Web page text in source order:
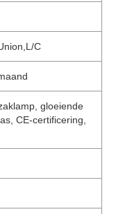
C
gloeiende
CE-certificering,